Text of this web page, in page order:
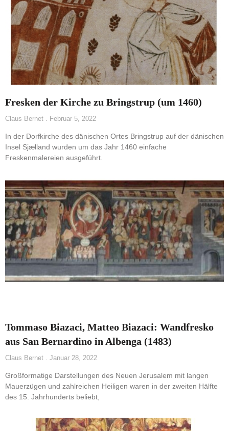
Fresken der Kirche zu Bringstrup (um 1460)
Claus Bernet Februar 5, 2022
In der Dorfkirche des dänischen Ortes Bringstrup auf der dänischen
Insel Sjælland wurden um das Jahr 1460 einfache
Freskenmalereien ausgeführt.
Tommaso Biazaci, Matteo Biazaci: Wandfresko
aus San Bernardino in Albenga (1483)
Claus Bernet Januar 28, 2022
Großformatige Darstellungen des Neuen Jerusalem mit langen
Mauerzügen und zahlreichen Heiligen waren in der zweiten Hälfte
des 15. Jahrhunderts beliebt,